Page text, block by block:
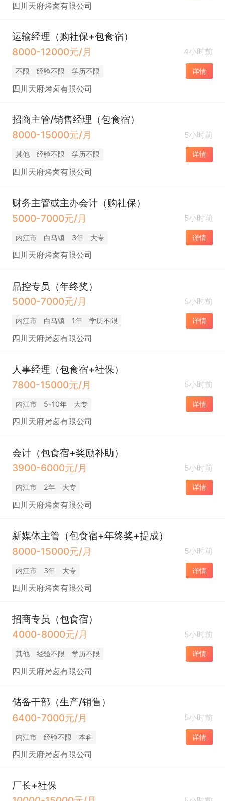
四川天府烤卤有限公司
运输经理（购社保+包食宿）
8000-12000元/月
4小时前
不限 经验不限 学历不限 详情
四川天府烤卤有限公司
招商主管/销售经理（包食宿）
8000-15000元/月
5小时前
其他 经验不限 学历不限 详情
四川天府烤卤有限公司
财务主管或主办会计（购社保）
5000-7000元/月
5小时前
内江市 白马镇 3年 大专 详情
四川天府烤卤有限公司
品控专员（年终奖）
5000-7000元/月
5小时前
内江市 白马镇 1年 学历不限 详情
四川天府烤卤有限公司
人事经理（包食宿+社保）
7800-15000元/月
5小时前
内江市 5-10年 大专 详情
四川天府烤卤有限公司
会计（包食宿+奖励补助）
3900-6000元/月
5小时前
内江市 2年 大专 详情
四川天府烤卤有限公司
新媒体主管（包食宿+年终奖+提成）
8000-15000元/月
5小时前
内江市 3年 大专 详情
四川天府烤卤有限公司
招商专员（包食宿）
4000-8000元/月
5小时前
其他 经验不限 学历不限 详情
四川天府烤卤有限公司
储备干部（生产/销售）
6400-7000元/月
5小时前
内江市 经验不限 本科 详情
四川天府烤卤有限公司
厂长+社保